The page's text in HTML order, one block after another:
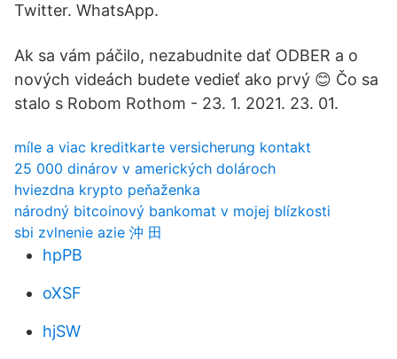
Twitter. WhatsApp.
Ak sa vám páčilo, nezabudnite dať ODBER a o
nových videách budete vedieť ako prvý 😊 Čo sa
stalo s Robom Rothom - 23. 1. 2021. 23. 01.
míle a viac kreditkarte versicherung kontakt
25 000 dinárov v amerických dolároch
hviezdna krypto peňaženka
národný bitcoinový bankomat v mojej blízkosti
sbi zvlnenie azie 沖 田
hpPB
oXSF
hjSW